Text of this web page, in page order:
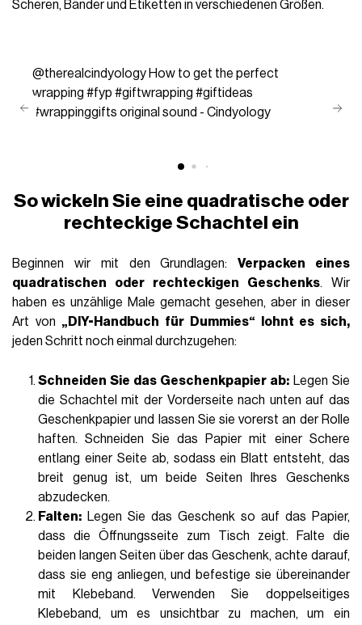
Scheren, Bänder und Etiketten in verschiedenen Größen.
@therealcindyologyHow to get the perfect
wrapping #fyp #giftwrapping #giftideas
#wrappinggifts original sound - Cindyology
So wickeln Sie eine quadratische oder
rechteckige Schachtel ein
Beginnen wir mit den Grundlagen:Verpacken eines
quadratischen oder rechteckigen Geschenks. Wir
haben es unzählige Male gemacht gesehen, aber in dieser
Art von „DIY-Handbuch für Dummies“ lohnt es sich,
jeden Schritt noch einmal durchzugehen:
Schneiden Sie das Geschenkpapier ab: Legen Sie
die Schachtel mit der Vorderseite nach unten auf das
Geschenkpapier und lassen Sie sie vorerst an der Rolle
haften. Schneiden Sie das Papier mit einer Schere
entlang einer Seite ab, sodass ein Blatt entsteht, das
breit genug ist, um beide Seiten Ihres Geschenks
abzudecken.
Falten: Legen Sie das Geschenk so auf das Papier,
dass die Öffnungsseite zum Tisch zeigt. Falte die
beiden langen Seiten über das Geschenk, achte darauf,
dass sie eng anliegen, und befestige sie übereinander
mit Klebeband. Verwenden Sie doppelseitiges
Klebeband, um es unsichtbar zu machen, um ein